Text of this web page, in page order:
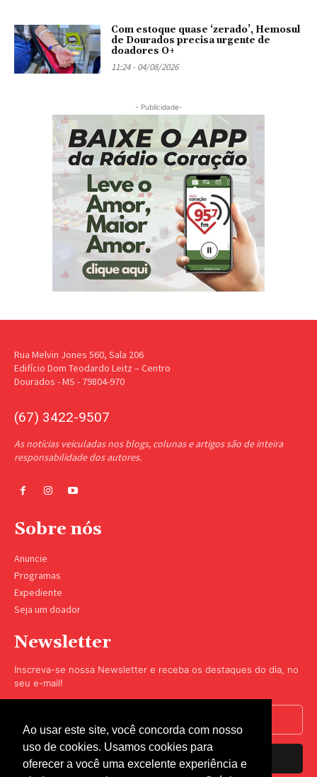
Com estoque quase ‘zerado’, Hemosul
de Dourados precisa urgente de
doadores O+
11:24 - 04/08/2026
- Publicidade-
Rua Melvin Jones 560, Sala 206
Edifício Dom Teodardo Leitz – Centro
Dourados - MS - 79804-970
(67) 3422-9507
As notícias veiculadas nos blogs, colunas e artigos são de inteira
responsabilidade dos autores.
Sobre nós
Anuncie
Programas
Expediente
Seja um doador
Newsletter
Inscreva-se nossa Newsletter e receba os destaques do dia, no
seu e-mail!
Inscrever-se
Ao usar este site, você concorda com nosso
uso de cookies. Usamos cookies para
oferecer a você uma excelente experiência e